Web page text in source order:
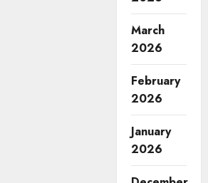
March
2026
February
2026
January
2026